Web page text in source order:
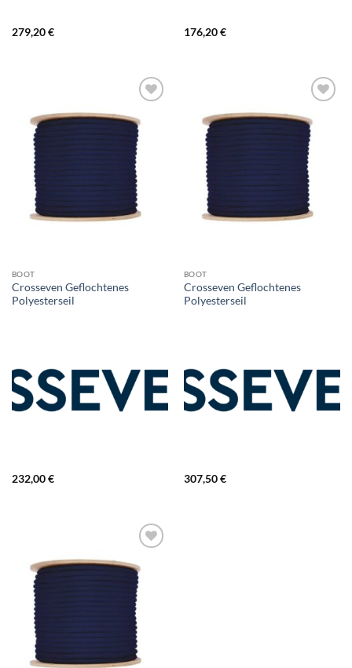
279,20€ 176,20€
BOOT
Crosseven Geflochtenes
Polyesterseil
232,00€
BOOT
Crosseven Geflochtenes
Polyesterseil
307,50€